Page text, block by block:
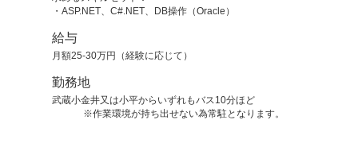
・ASP.NET、C#.NET、DB操作（Oracle）
給与
月額25-30万円（経験に応じて）
勤務地
武蔵小金井又は小平からいずれもバス10分ほど
※作業環境が持ち出せない為常駐となります。